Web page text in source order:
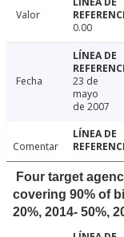
Valor
0.00
Fecha
23 de
mayo
de 2007
Comentar
Four target
covering 90% of
20%, 2014- 50%,